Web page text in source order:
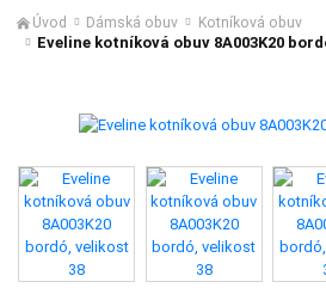
Úvod Dámská obuv Kotníková obuv
Eveline kotníková obuv 8A003K20